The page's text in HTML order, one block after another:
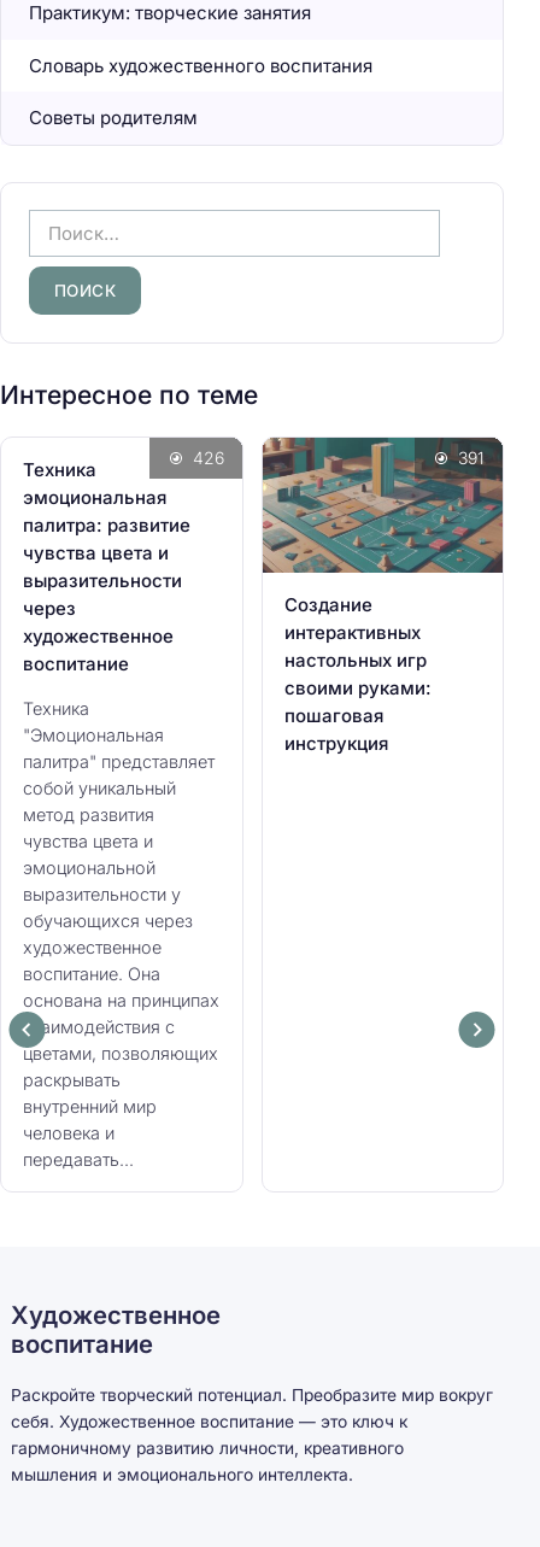
Практикум: творческие занятия
Словарь художественного воспитания
Советы родителям
а
й
т
и
Интересное по теме
Техника
эмоциональная
палитра: развитие
чувства цвета и
выразительности
через
художественное
воспитание
Техника
"Эмоциональная
палитра" представляет
собой уникальный
метод развития
чувства цвета и
эмоциональной
выразительности у
обучающихся через
художественное
воспитание. Она
основана на принципах
взаимодействия с
цветами, позволяющих
раскрывать
внутренний мир
человека и
передавать...
426
Создание
интерактивных
настольных игр
своими руками:
пошаговая
инструкция
391
Художественное
воспитание
Раскройте творческий потенциал. Преобразите мир вокруг
себя. Художественное воспитание — это ключ к
гармоничному развитию личности, креативного
мышления и эмоционального интеллекта.